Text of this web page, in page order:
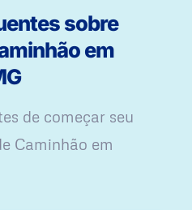
sobre
em
de começar seu
Caminhão em